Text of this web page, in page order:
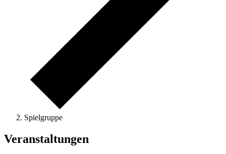
Spielgruppe
Veranstaltungen